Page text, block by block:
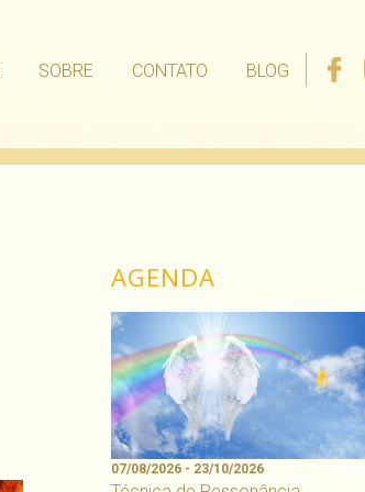
SOBRE CONTATO BLOG
AGENDA
07/08/2026 - 23/10/2026